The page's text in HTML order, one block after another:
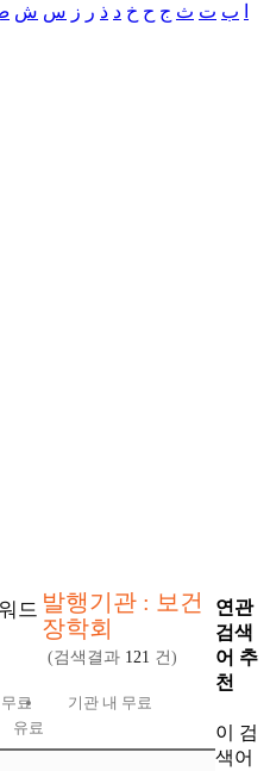
ب ت ث ج ح خ د ذ ر ز س ش
드 발행기관 : 보건
장학회
(검색결과 121 건)
무료
기관 내 무료
유료
연관
검색
어 추
천
이 검
색어